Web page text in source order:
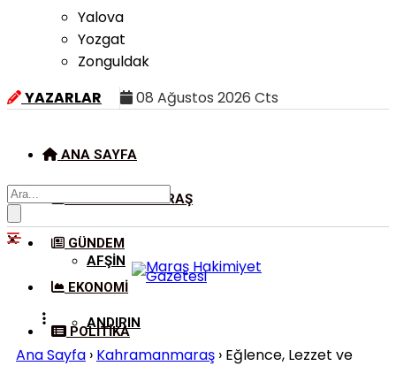
Yalova
Yozgat
Zonguldak
YAZARLAR
08 Ağustos 2026 Cts
ANA SAYFA
KAHRAMANMARAŞ
AFŞIN
ANDIRIN
GÜNDEM
EKONOMI
POLITIKA
Ana Sayfa › Kahramanmaraş › Eğlence, Lezzet ve